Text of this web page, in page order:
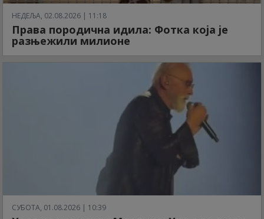
НЕДЕЉА, 02.08.2026 | 11:18
Права породична идила: Фотка која је
разњежили милионе
СУБОТА, 01.08.2026 | 10:39